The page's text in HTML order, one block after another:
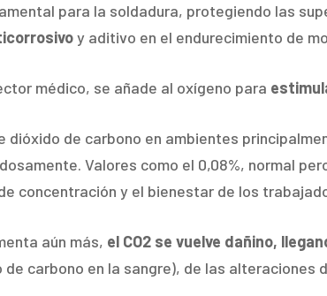
para la soldadura, protegiendo las
y aditivo en el endurecimiento de
médico, se añade al oxígeno para
dióxido de carbono en ambientes
Valores como el 0,08%, normal
concentración y el bienestar de los
aún más, el CO2 se vuelve dañino,
carbono en la sangre), de las